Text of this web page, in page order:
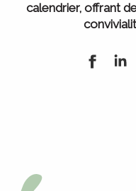
calendrier, offrant